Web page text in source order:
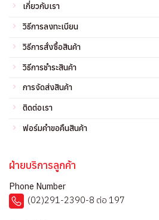
เกี่ยวกับเรา
วิธีการลงทะเบียน
วิธีการสั่งซื้อสินค้า
วิธีการชำระสินค้า
การจัดส่งสินค้า
ติดต่อเรา
ฟอร์มคำขอคืนสินค้า
ฝ่ายบริการลูกค้า
Phone Number
(02)291-2390-8 ต่อ 197